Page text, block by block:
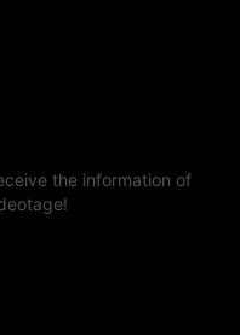
the information of